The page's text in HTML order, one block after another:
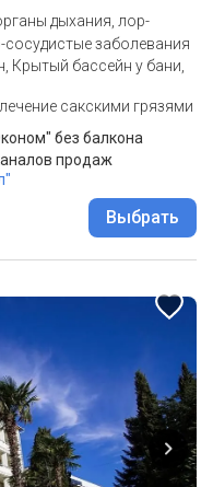
дыхания, лор-
заболевания
Крытый бассейн у бани,
сакскими грязями
без балкона
продаж
Выбрать